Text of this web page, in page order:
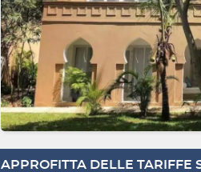
APPROFITTA DELLE TARIFFE